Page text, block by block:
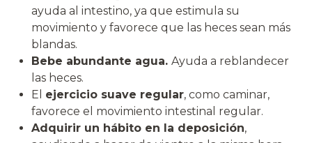
ayuda al intestino, ya que estimula su
movimiento y favorece que las heces sean más
blandas.
Bebe abundante agua. Ayuda a reblandecer
las heces.
El ejercicio suave regular, como caminar,
favorece el movimiento intestinal regular.
Adquirir un hábito en la deposición,